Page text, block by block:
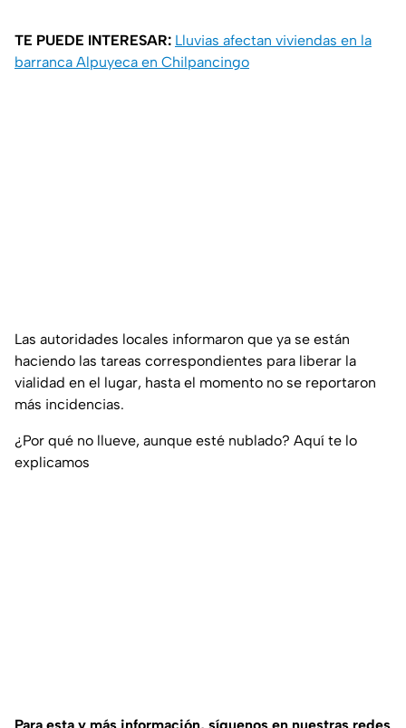
TE PUEDE INTERESAR: Lluvias afectan viviendas en la
barranca Alpuyeca en Chilpancingo
Las autoridades locales informaron que ya se están
haciendo las tareas correspondientes para liberar la
vialidad en el lugar, hasta el momento no se reportaron
más incidencias.
¿Por qué no llueve, aunque esté nublado? Aquí te lo
explicamos